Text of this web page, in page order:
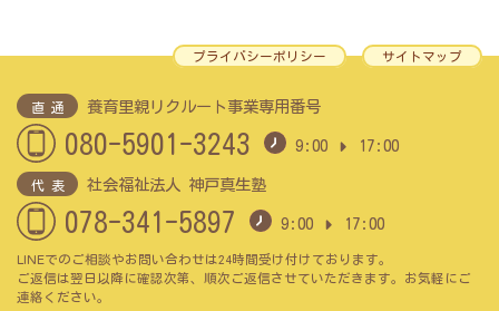
プライバシーポリシー サイトマップ
直 通 養育里親リクルート事業専用番号
080-5901-3243 9:00 17:00
代 表 社会福祉法人 神戸真生塾
078-341-5897 9:00 17:00
LINEでのご相談やお問い合わせは24時間受け付けております。
ご返信は翌日以降に確認次第、順次ご返信させていただきます。お気軽にご
連絡ください。